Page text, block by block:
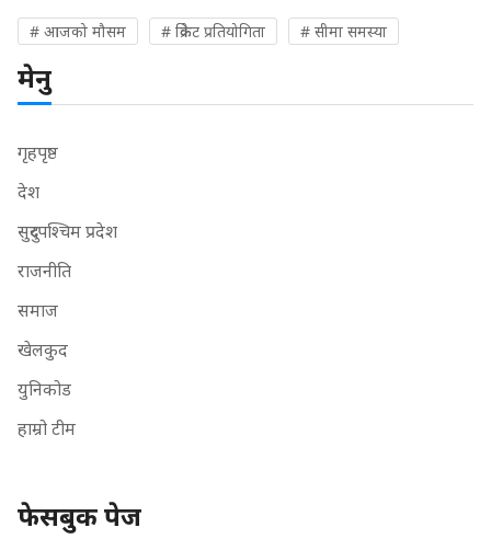
# आजको मौसम # क्रिकेट प्रतियोगिता # सीमा समस्या
मेनु
गृहपृष्ठ
देश
सुदुरपश्चिम प्रदेश
राजनीति
समाज
खेलकुद
युनिकोड
हाम्रो टीम
फेसबुक पेज